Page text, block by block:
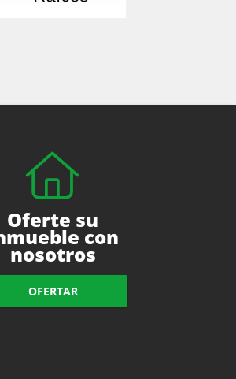
Oferte su
con
nosotros
OFERTAR